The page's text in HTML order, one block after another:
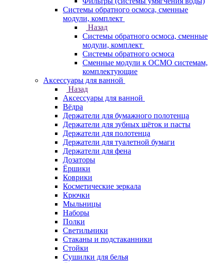
Системы обратного осмоса, сменные
модули, комплект
Назад
Системы обратного осмоса, сменные
модули, комплект
Системы обратного осмоса
Сменные модули к ОСМО системам,
комплектующие
Аксессуары для ванной
Назад
Аксессуары для ванной
Вёдра
Держатели для бумажного полотенца
Держатели для зубных щёток и пасты
Держатели для полотенца
Держатели для туалетной бумаги
Держатели для фена
Дозаторы
Ёршики
Коврики
Косметические зеркала
Крючки
Мыльницы
Наборы
Полки
Светильники
Стаканы и подстаканники
Стойки
Сушилки для белья